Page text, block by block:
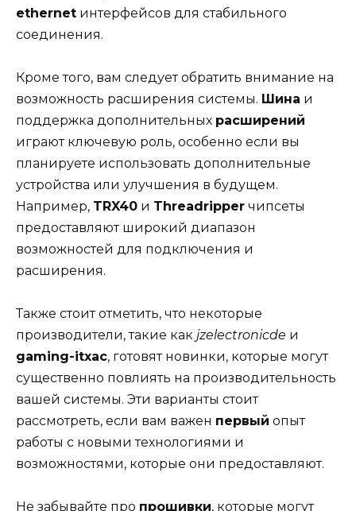
ethernet интерфейсов для стабильного
соединения.
Кроме того, вам следует обратить внимание на
возможность расширения системы. Шина и
поддержка дополнительных расширений
играют ключевую роль, особенно если вы
планируете использовать дополнительные
устройства или улучшения в будущем.
Например, TRX40 и Threadripper чипсеты
предоставляют широкий диапазон
возможностей для подключения и
расширения.
Также стоит отметить, что некоторые
производители, такие как jzelectronicde и
gaming-itxac, готовят новинки, которые могут
существенно повлиять на производительность
вашей системы. Эти варианты стоит
рассмотреть, если вам важен первый опыт
работы с новыми технологиями и
возможностями, которые они предоставляют.
Не забывайте про прошивки, которые могут